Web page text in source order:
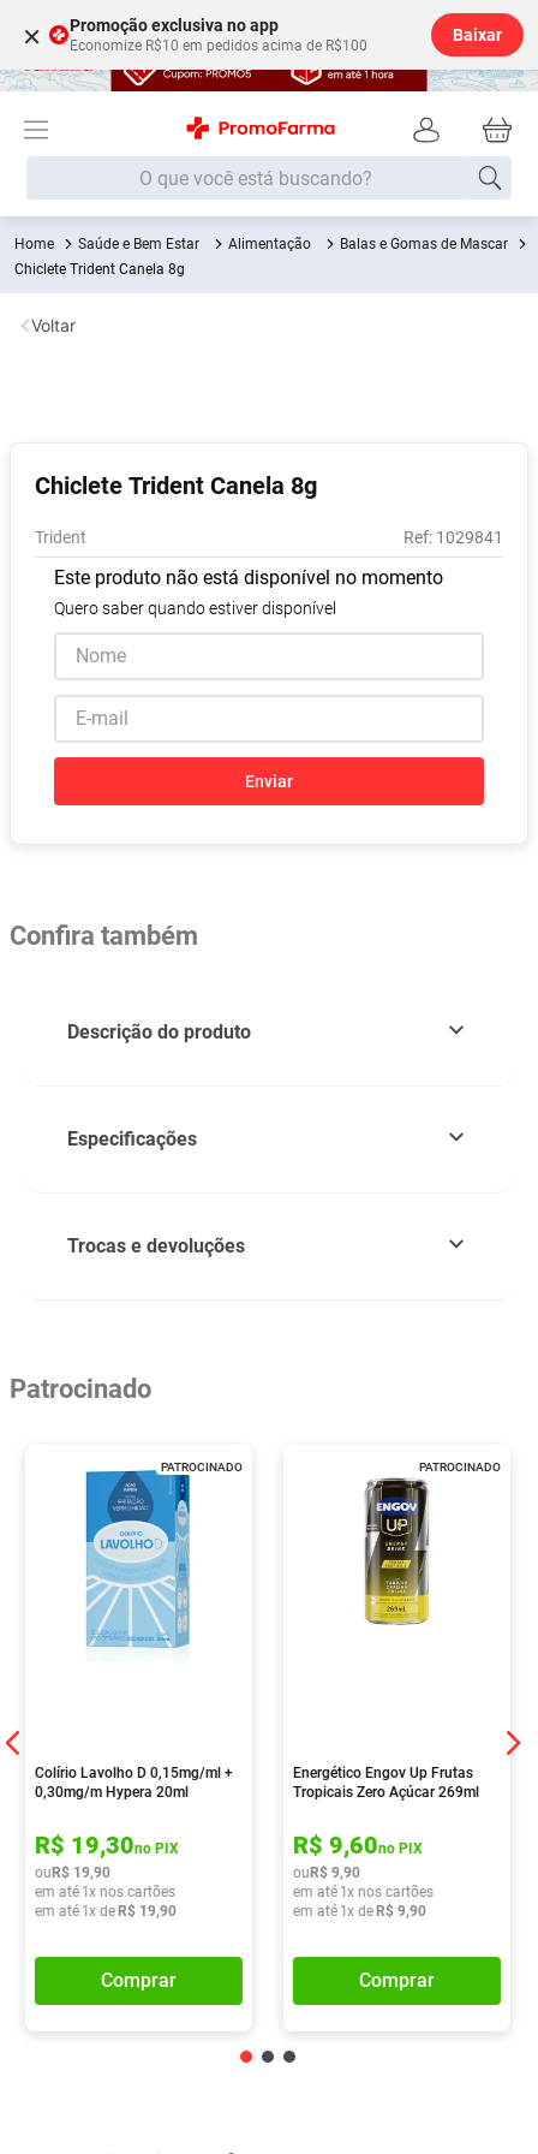
× Promoção exclusiva no app
Economize R$10 em pedidos acima de R$100
Baixar
O que você está buscando?
Saúde e Bem Estar Alimentação
Balas e Gomas de Mascar
Chiclete Trident Canela 8g
Chiclete Trident Canela 8g
Trident : 1029841
Este produto não está disponível no momento
Quero saber quando estiver disponível
Enviar
Voltar
Confira também
Descrição do produto
Especificações
Trocas e devoluções
Patrocinado
PATROCINADO
Colírio Lavolho D 0,15mg/ml +
0,30mg/m Hypera 20ml
R$ 19,30no PIX
ou R$ 19,90
em até 1x nos cartões
em até 1x de R$ 19,90
Comprar
PATROCINADO
Energético Engov Up Frutas
Tropicais Zero Açúcar 269ml
R$ 9,60no PIX
ou R$ 9,90
em até 1x nos cartões
em até 1x de R$ 9,90
Comprar
Termos mais buscados
1º Fralda
2
6º Shampoo
7º
8 Absorvente
9º Vitamina D
10 º